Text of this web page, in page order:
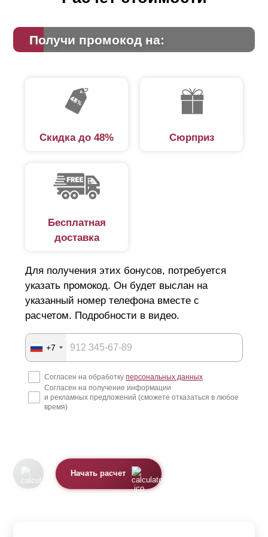
Получи промокод на:
Скидка до 48% Сюрприз
Бесплатная
доставка
Для получения этих бонусов, потребуется
указать промокод. Он будет выслан на
указанный номер телефона вместе с
расчетом. Подробности в видео.
+7
Согласен на обработку персональных данных
Согласен на получение информации
и рекламных предложений (сможете отказаться в любое
время)
Начать расчет